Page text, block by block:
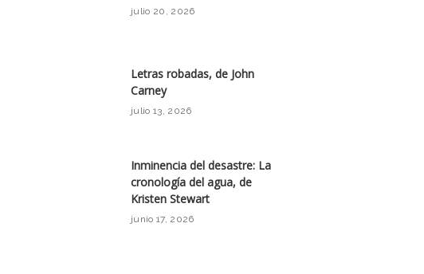
julio 20, 2026
Letras robadas, de John
Carney
julio 13, 2026
Inminencia del desastre: La
cronología del agua, de
Kristen Stewart
junio 17, 2026